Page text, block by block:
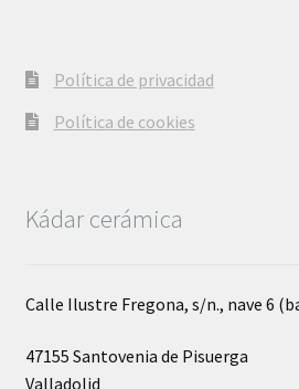
Política de privacidad
Política de cookies
Kádar cerámica
Calle Ilustre Fregona, s/n., nave 6
47155 Santovenia de Pisuerga
Valladolid